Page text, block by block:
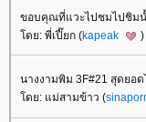
ขอบคุณที่แวะไปชมไปชิม
ดย: พี่เปี๊ยก (kapeak
นางงามพิม 3F#21 สุดยอ
ดย: แม่สามข้าว (